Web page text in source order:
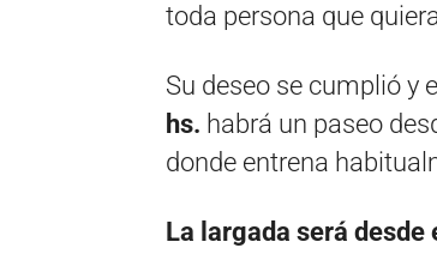
toda persona que
Su deseo se cumplió y
hs. habrá un paseo
donde entrena
La largada será desde